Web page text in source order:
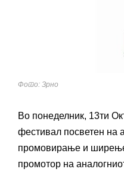
Фото: Зрно
Во понеделник, 13ти
фестивал посветен на
промовирање и ширење
промотор на